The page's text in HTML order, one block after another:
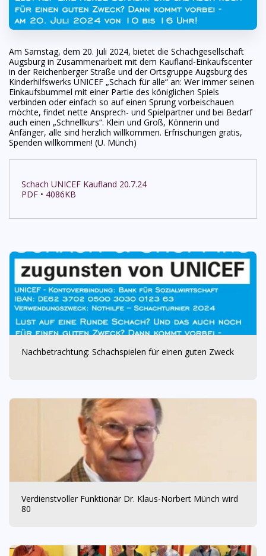
Am Samstag, dem 20. Juli 2024, bietet die Schachgesellschaft
Augsburg in Zusammenarbeit mit dem Kaufland-Einkaufscenter
in der Reichenberger Straße und der Ortsgruppe Augsburg des
Kinderhilfswerks UNICEF „Schach für alle“ an: Wer immer seinen
Einkaufsbummel mit einer Partie des königlichen Spiels
verbinden oder einfach so auf einen Sprung vorbeischauen
möchte, findet nette Ansprech- und Spielpartner und bei Bedarf
auch einen „Schnellkurs“. Klein und Groß, Könnerin und
Anfänger, alle sind herzlich willkommen. Erfrischungen gratis,
Spenden willkommen! (U. Münch)
Schach UNICEF Kaufland 20.7.24
PDF • 4086KB
Nachbetrachtung: Schachspielen für einen guten Zweck
Verdienstvoller Funktionär Dr. Klaus-Norbert Münch wird
80